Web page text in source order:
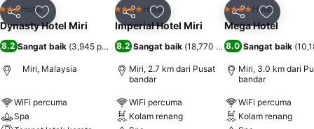
Kongsi Tambah ke favorit
3 Bintang
Hotel
Dynasty Hotel Miri
8.2 Sangat baik (3,945 penilaian)
Miri, Malaysia
WiFi percuma
Spa
Kongsi Tambah ke favorit
4 BintangHotel
Imperial Hotel Miri
8.2 Sangat baik (18,770 penilaian)
Miri, 2.7 km dari Pusat
bandar
WiFi percuma
Kolam renang
Kongsi Tambah
4 BintangHotel
Mega Hotel
8.0 Sangat baik (
Miri, 3.0 km dari
bandar
WiFi percuma
Kolam renang